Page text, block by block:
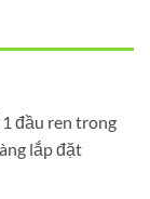
đầu ren trong
lắp đặt